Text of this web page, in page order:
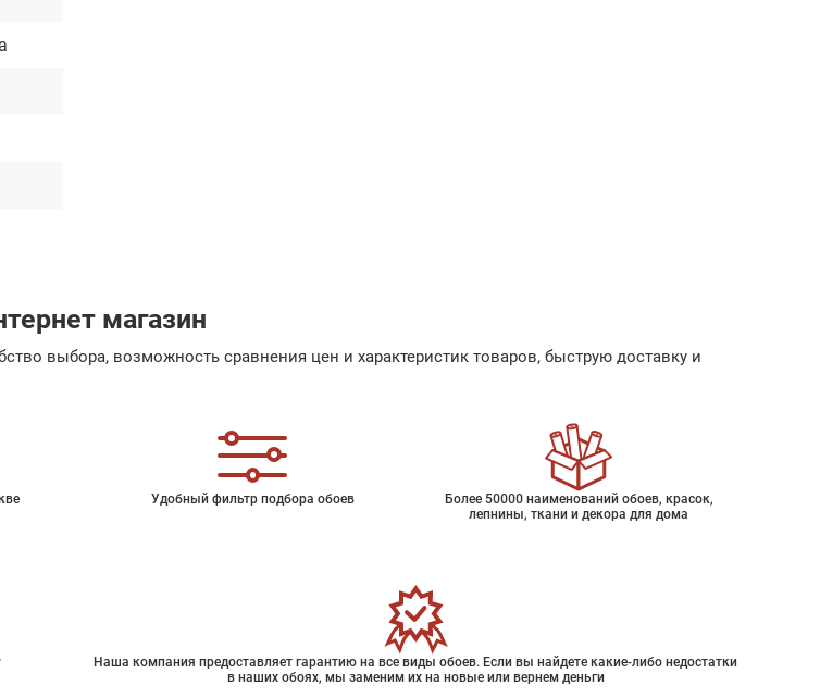
магазин
выбора, возможность сравнения цен и характеристик товаров, быструю доставку и
Удобный фильтр подбора обоев
Более 50000 наименований обоев, красок,
лепнины, ткани и декора для дома
Наша компания предоставляет гарантию на все виды обоев. Если вы найдете какие-либо недостатки
в наших обоях, мы заменим их на новые или вернем деньги